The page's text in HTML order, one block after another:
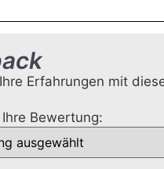
Erfahrungen mit
Bewertung: